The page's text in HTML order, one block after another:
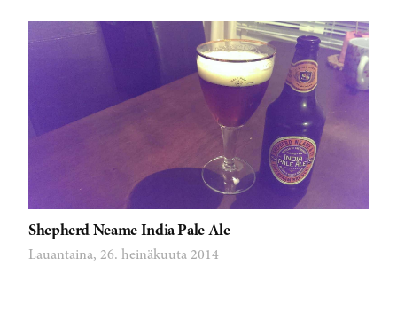
Shepherd Neame India Pale Ale
Lauantaina, 26. heinäkuuta 2014